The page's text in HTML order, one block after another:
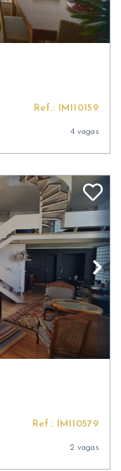
Ref.: IM110159
4 vagas
Ref.: IM110579
2 vagas